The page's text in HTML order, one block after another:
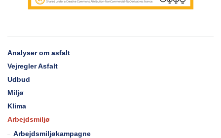
Analyser om asfalt
Vejregler Asfalt
Udbud
Miljø
Klima
Arbejdsmiljø
Arbejdsmiljøkampagne